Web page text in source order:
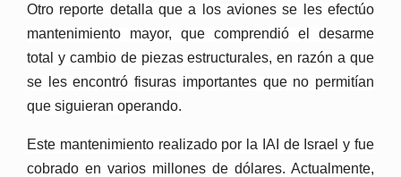
Otro reporte detalla que a los aviones se les efectúo
mantenimiento mayor, que comprendió el desarme
total y cambio de piezas estructurales, en razón a que
se les encontró fisuras importantes que no permitían
que siguieran operando.
Este mantenimiento realizado por la IAI de Israel y fue
cobrado en varios millones de dólares. Actualmente,